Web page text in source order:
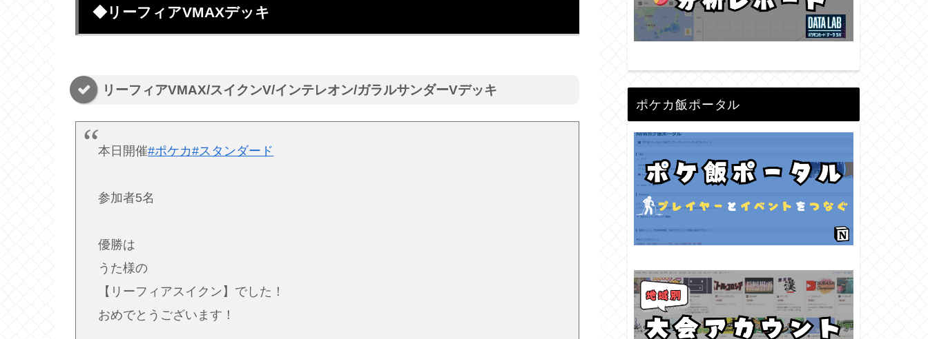
◆リーフィアVMAXデッキ
リーフィアVMAX/スイクンV/インテレオン/ガラルサンダーVデッキ
本日開催#ポケカ#スタンダード
参加者5名
優勝は
うた様の
【リーフィアスイクン】でした！
おめでとうございます！
ポケカ飯ポータル